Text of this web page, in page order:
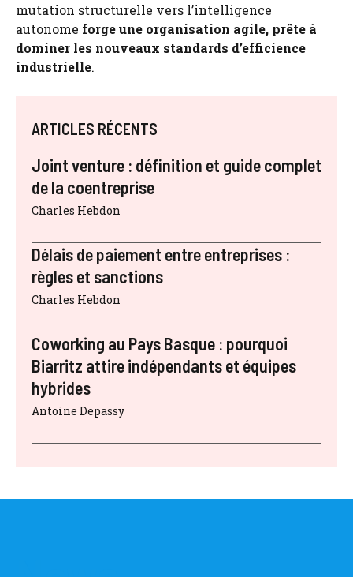
mutation structurelle vers l’intelligence
autonome forge une organisation agile, prête à
dominer les nouveaux standards d’efficience
industrielle.
ARTICLES RÉCENTS
Joint venture : définition et guide complet
de la coentreprise
Charles Hebdon
Délais de paiement entre entreprises :
règles et sanctions
Charles Hebdon
Coworking au Pays Basque : pourquoi
Biarritz attire indépendants et équipes
hybrides
Antoine Depassy